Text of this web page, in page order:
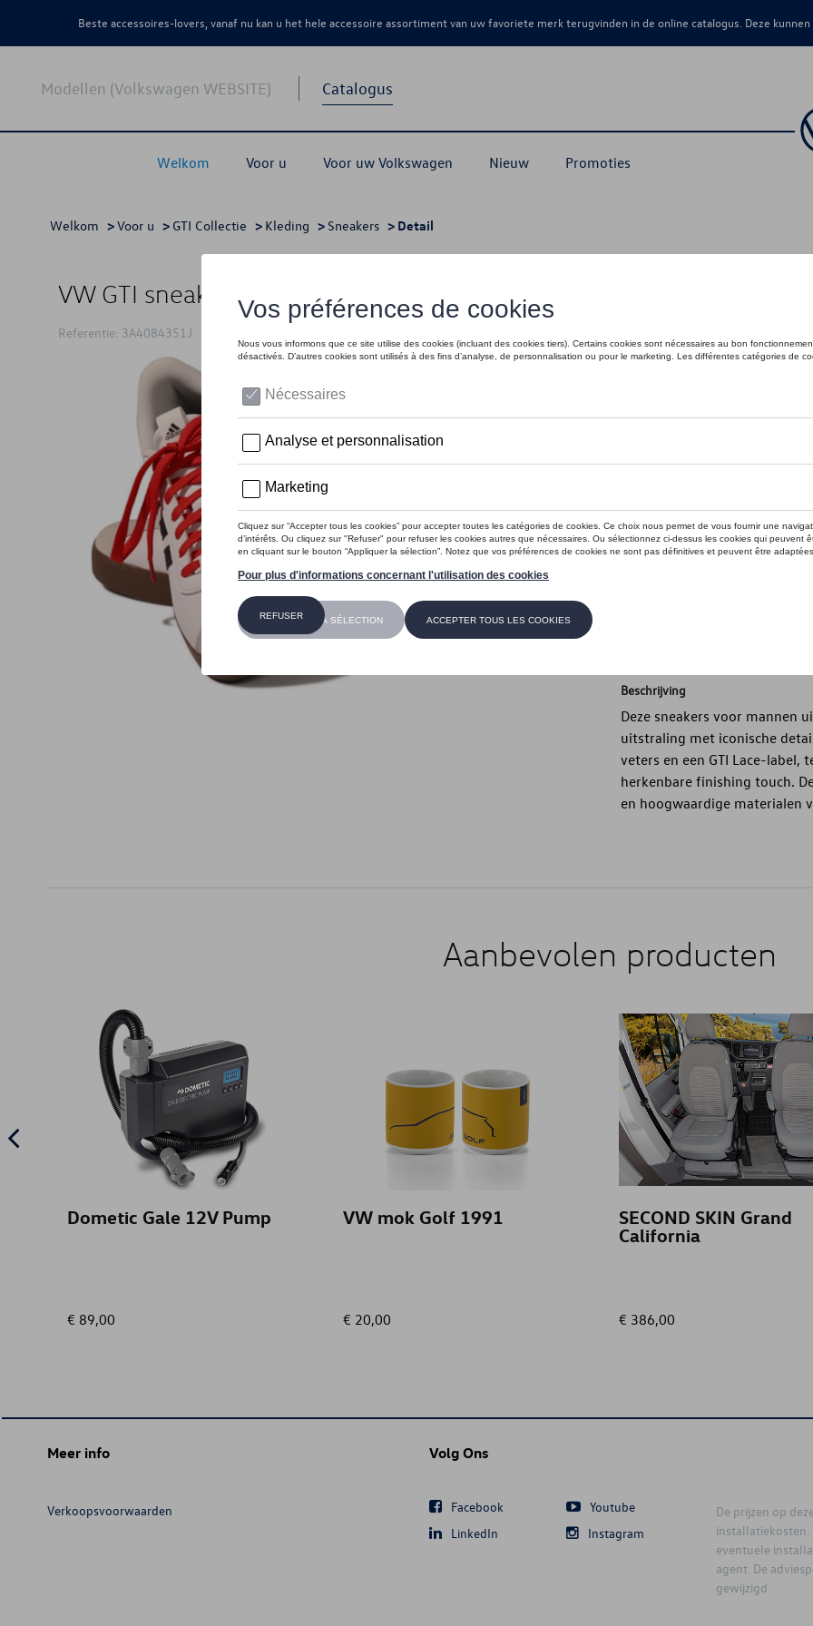
Beste accessoires-lovers, vanaf nu kan u het hele accessoire assortiment van uw favoriete merk terugvinden in de online catalogus. Deze
Modellen (Volkswagen WEBSITE) Catalogus
Welkom Voor u Voor uw Volkswagen Nieuw Promoties
Welkom >Voor u > GTI Collectie > Kleding > Sneakers > Detail
VW GTI sneakers voor heren, wit - 40
Referentie: 3A4084351J
Dit product is momenteel niet op
42 41 1/3 40 2/3 39 1/
Beschrijving
Deze sneakers voor mannen
uitstraling met iconische
veters en een GTI Lace-
herkenbare finishing touch.
en hoogwaardige materialen
Aanbevolen producten
Dometic Gale 12V Pump
€ 89,00
VW mok Golf 1991
€ 20,00
SECOND SKIN Grand
California
€ 386,00
Meer info
Verkoopsvoorwaarden
Volg Ons
Facebook
Youtube
LinkedIn
Instagram
De prijzen op
installatiekosten.
eventuele
agent. De
gewijzigd.